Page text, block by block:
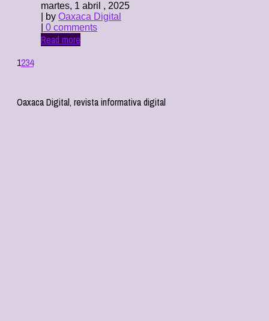
martes, 1 abril , 2025
| by Oaxaca Digital
0 comments
Read more
1234
Oaxaca Digital, revista informativa digital